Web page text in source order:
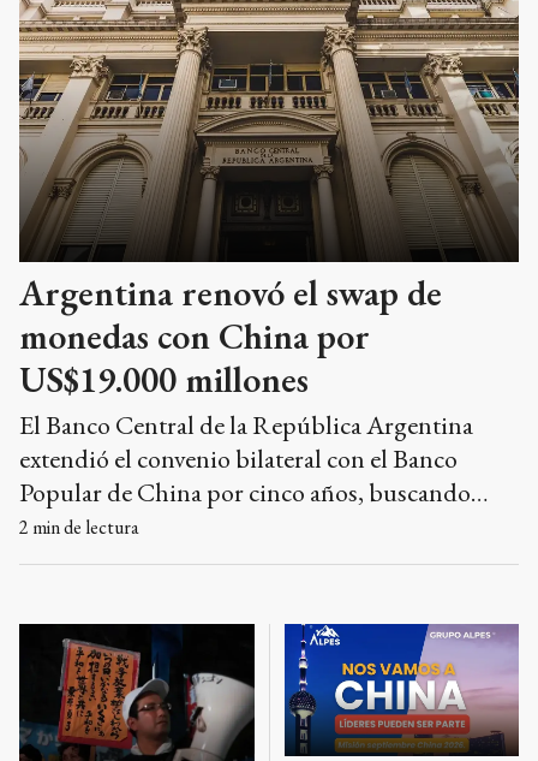
Argentina renovó el swap de
monedas con China por
US$19.000 millones
El Banco Central de la República Argentina
extendió el convenio bilateral con el Banco
Popular de China por cinco años, buscando
fortalecer la estabilidad financiera y el comercio
exterior.
2 min de lectura